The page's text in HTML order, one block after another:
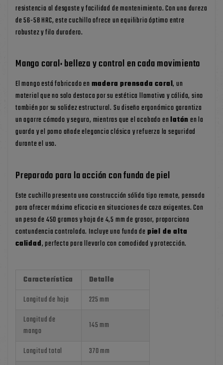
resistencia al desgaste y facilidad de mantenimiento. Con una dureza
de 56-58 HRC, este cuchillo ofrece un equilibrio óptimo entre
robustez y filo duradero.
Mango coral: belleza y control en cada movimiento
El mango está fabricado en madera prensada coral, un
material que no solo destaca por su estética llamativa y cálida, sino
también por su solidez estructural. Su diseño ergonómico garantiza
un agarre cómodo y seguro, mientras que el acabado enlatónen la
guarda y el pomo añade elegancia clásica y refuerza la seguridad
durante el uso.
Preparado para la acción con funda de piel
Este cuchillo presenta una construcción sólida tipo remate, pensada
para ofrecer máxima eficacia en situaciones de caza exigentes. Con
un peso de 450 gramos y hoja de 4,5 mm de grosor, proporciona
contundencia controlada. Incluye una funda depiel de alta
calidad, perfecta para llevarlo con comodidad y protección.
Característica
Detalle
Longitud de hoja
225 mm
Longitud de
mango
145 mm
Longitud total
370 mm